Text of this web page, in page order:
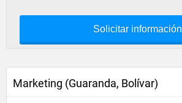
Solicitar información
Marketing (Guaranda, Bolívar)